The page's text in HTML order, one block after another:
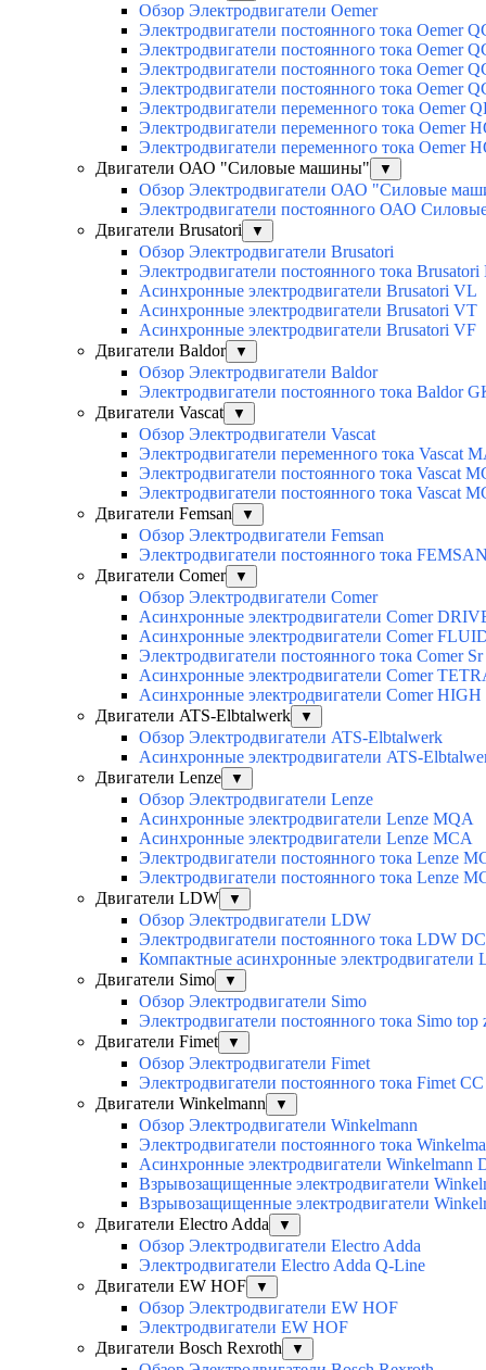
Обзор Электродвигатели Oemer
Электродвигатели постоянного тока Oemer
Электродвигатели постоянного тока Oemer
Электродвигатели постоянного тока Oemer
Электродвигатели постоянного тока Oemer
Электродвигатели переменного тока Oemer
Электродвигатели переменного тока Oemer
Электродвигатели переменного тока Oemer
Двигатели ОАО "Силовые машины"
▼
Обзор Электродвигатели ОАО "Силовые
Электродвигатели постоянного ОАО
Двигатели Brusatori
▼
Обзор Электродвигатели Brusatori
Электродвигатели постоянного тока
Асинхронные электродвигатели Brusatori VL
Асинхронные электродвигатели Brusatori VT
Асинхронные электродвигатели Brusatori VF
Двигатели Baldor
▼
Обзор Электродвигатели Baldor
Электродвигатели постоянного тока Baldor
Двигатели Vascat
▼
Обзор Электродвигатели Vascat
Электродвигатели переменного тока Vascat
Электродвигатели постоянного тока Vascat
Электродвигатели постоянного тока Vascat
Двигатели Femsan
▼
Обзор Электродвигатели Femsan
Электродвигатели постоянного тока
Двигатели Comer
▼
Обзор Электродвигатели Comer
Асинхронные электродвигатели Сomer
Асинхронные электродвигатели Сomer
Электродвигатели постоянного тока Сomer
Асинхронные электродвигатели Сomer
Асинхронные электродвигатели Сomer HIGH
Двигатели ATS-Elbtalwerk
▼
Обзор Электродвигатели ATS-Elbtalwerk
Асинхронные электродвигатели ATS-
Двигатели Lenze
▼
Обзор Электродвигатели Lenze
Асинхронные электродвигатели Lenze MQA
Асинхронные электродвигатели Lenze MCA
Электродвигатели постоянного тока Lenze
Электродвигатели постоянного тока Lenze
Двигатели LDW
▼
Обзор Электродвигатели LDW
Электродвигатели постоянного тока LDW DC
Компактные асинхронные электродвигатели
Двигатели Simo
▼
Обзор Электродвигатели Simo
Электродвигатели постоянного тока Simo top
Двигатели Fimet
▼
Обзор Электродвигатели Fimet
Электродвигатели постоянного тока Fimet CC
Двигатели Winkelmann
▼
Обзор Электродвигатели Winkelmann
Электродвигатели постоянного тока
Асинхронные электродвигатели Winkelmann
Взрывозащищенные электродвигатели
Взрывозащищенные электродвигатели
Двигатели Electro Adda
▼
Обзор Электродвигатели Electro Adda
Электродвигатели Electro Adda Q-Line
Двигатели EW HOF
▼
Обзор Электродвигатели EW HOF
Электродвигатели EW HOF
Двигатели Bosch Rexroth
▼